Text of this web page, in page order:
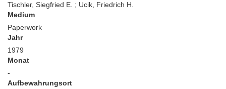
Tischler, Siegfried E. ; Ucik, Friedrich H.
Medium
Paperwork
Jahr
1979
Monat
-
Aufbewahrungsort